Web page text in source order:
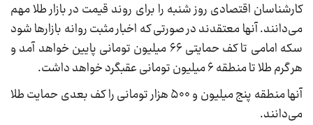
کارشناسان اقتصادی روز شنبه را برای روند قیمت در بازار طلا مهم
می‌دانند. آنها معتقدند در صورتی که اخبار مثبت روانه بازارها شود
سکه امامی تا کف حمایتی ۶۶ میلیون تومانی پایین خواهد آمد و
هر گرم طلا تا منطقه ۶ میلیون تومانی عقبگرد خواهد داشت.
آنها منطقه پنج میلیون و ۵۰۰ هزار تومانی را کف بعدی حمایت طلا
می‌دانند.